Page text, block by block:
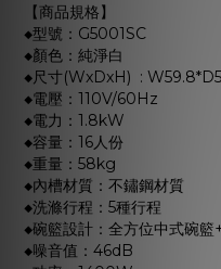
【商品規格】
◆型號：G5001SC
◆顏色：純淨白
◆尺寸(WxDxH) :
◆電壓：110V/60Hz
◆電力：1.8kW
◆容量：16人份
◆重量：58kg
◆內槽材質：不鏽鋼材質
◆洗滌行程：5種行程
◆碗籃設計：全方位中式碗
◆噪音值：46dB